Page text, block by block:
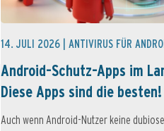
14. JULI 2026 | ANTIVIRUS FÜR
Android-Schutz-Apps im
Diese Apps sind die besten!
Auch wenn Android-Nutzer keine